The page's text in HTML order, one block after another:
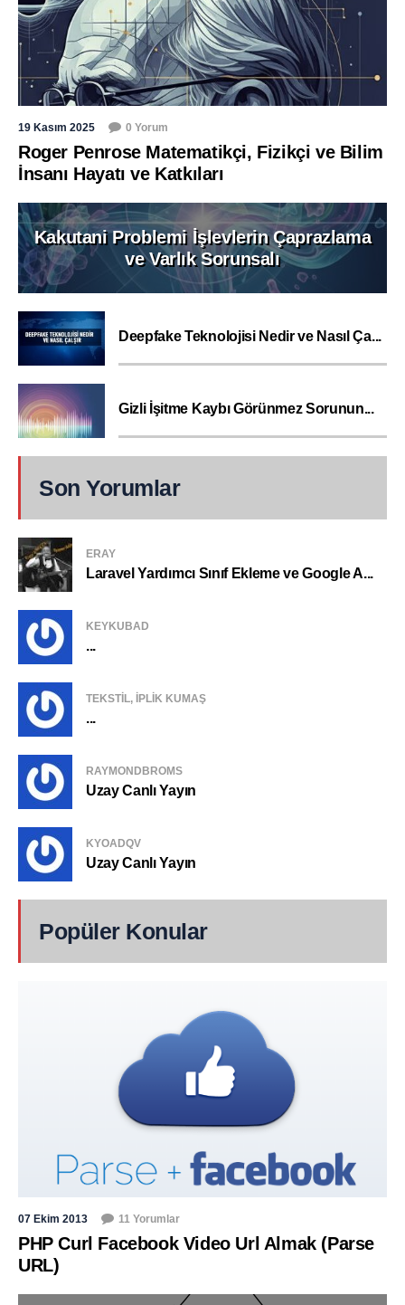
19 Kasım 2025 0 Yorum
Roger Penrose Matematikçi, Fizikçi ve Bilim
İnsanı Hayatı ve Katkıları
Kakutani Problemi İşlevlerin Çaprazlama
ve Varlık Sorunsalı
Deepfake Teknolojisi Nedir ve Nasıl Ça...
Gizli İşitme Kaybı Görünmez Sorunun...
Son Yorumlar
ERAY
Laravel Yardımcı Sınıf Ekleme ve Google A...
KEYKUBAD
...
TEKSTIL, IPLIK KUMAŞ
...
RAYMONDBROMS
Uzay Canlı Yayın
KYOADQV
Uzay Canlı Yayın
Popüler Konular
07 Ekim 2013 11 Yorumlar
PHP Curl Facebook Video Url Almak (Parse
URL)